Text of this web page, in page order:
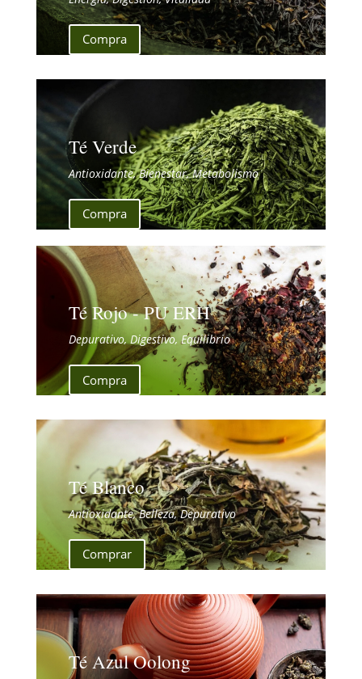
Compra
Té Verde
Antioxidante, Bienestar, Metabolismo
Compra
Té Rojo - PU ERH
Depurativo, Digestivo, Equilibrio
Compra
Té Blanco
Antioxidante, Belleza, Depurativo
Comprar
Té Azul Oolong